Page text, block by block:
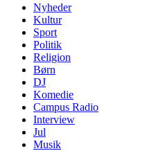
Nyheder
Kultur
Sport
Politik
Religion
Børn
DJ
Komedie
Campus Radio
Interview
Jul
Musik